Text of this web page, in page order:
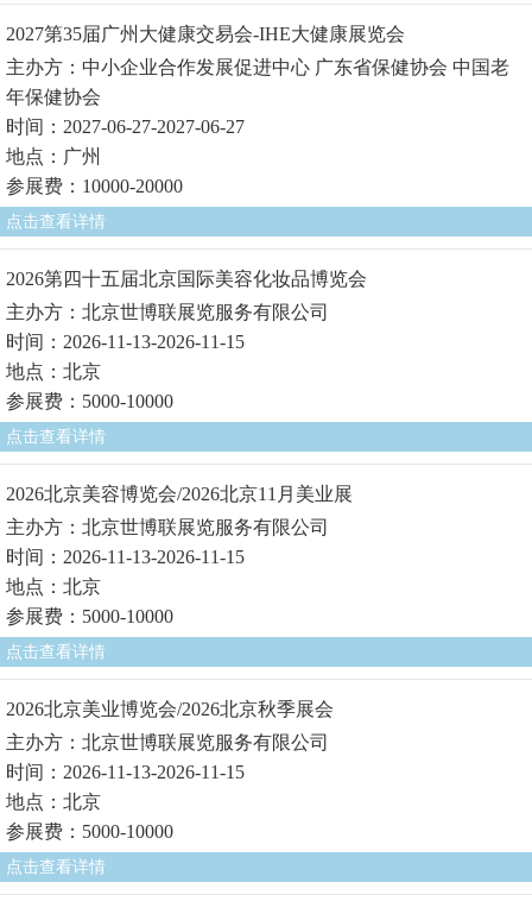
2027第35届广州大健康交易会-IHE大健康展览会
主办方：中小企业合作发展促进中心 广东省保健协会 中国老
年保健协会
时间：2027-06-27-2027-06-27
地点：广州
参展费：10000-20000
点击查看详情
2026第四十五届北京国际美容化妆品博览会
主办方：北京世博联展览服务有限公司
时间：2026-11-13-2026-11-15
地点：北京
参展费：5000-10000
点击查看详情
2026北京美容博览会/2026北京11月美业展
主办方：北京世博联展览服务有限公司
时间：2026-11-13-2026-11-15
地点：北京
参展费：5000-10000
点击查看详情
2026北京美业博览会/2026北京秋季展会
主办方：北京世博联展览服务有限公司
时间：2026-11-13-2026-11-15
地点：北京
参展费：5000-10000
点击查看详情